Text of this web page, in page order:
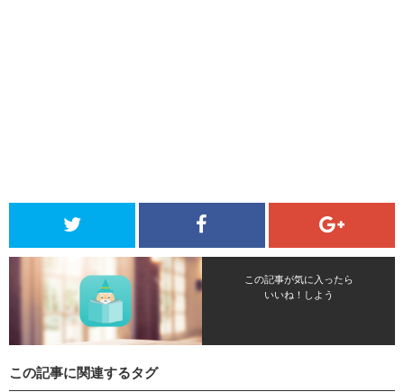
この記事が気に入ったら
いいね！しよう
この記事に関連するタグ